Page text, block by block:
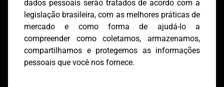
dados pessoais serão tratados de acordo com a
legislação brasileira, com as melhores práticas de
mercado e como forma de ajudá-lo a
compreender como coletamos, armazenamos,
compartilhamos e protegemos as informações
pessoais que você nos fornece.